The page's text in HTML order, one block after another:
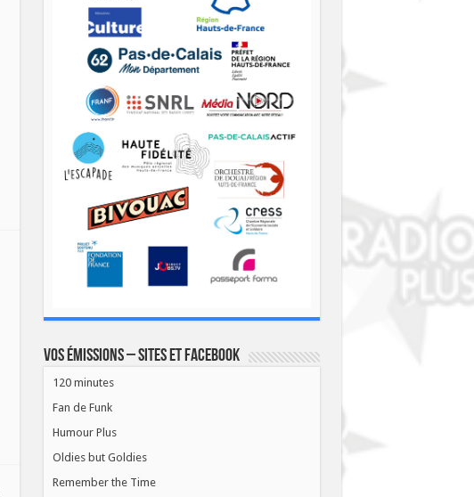
Vos émissions – Sites et Facebook
120 minutes
Fan de Funk
Humour Plus
Oldies but Goldies
Remember the Time